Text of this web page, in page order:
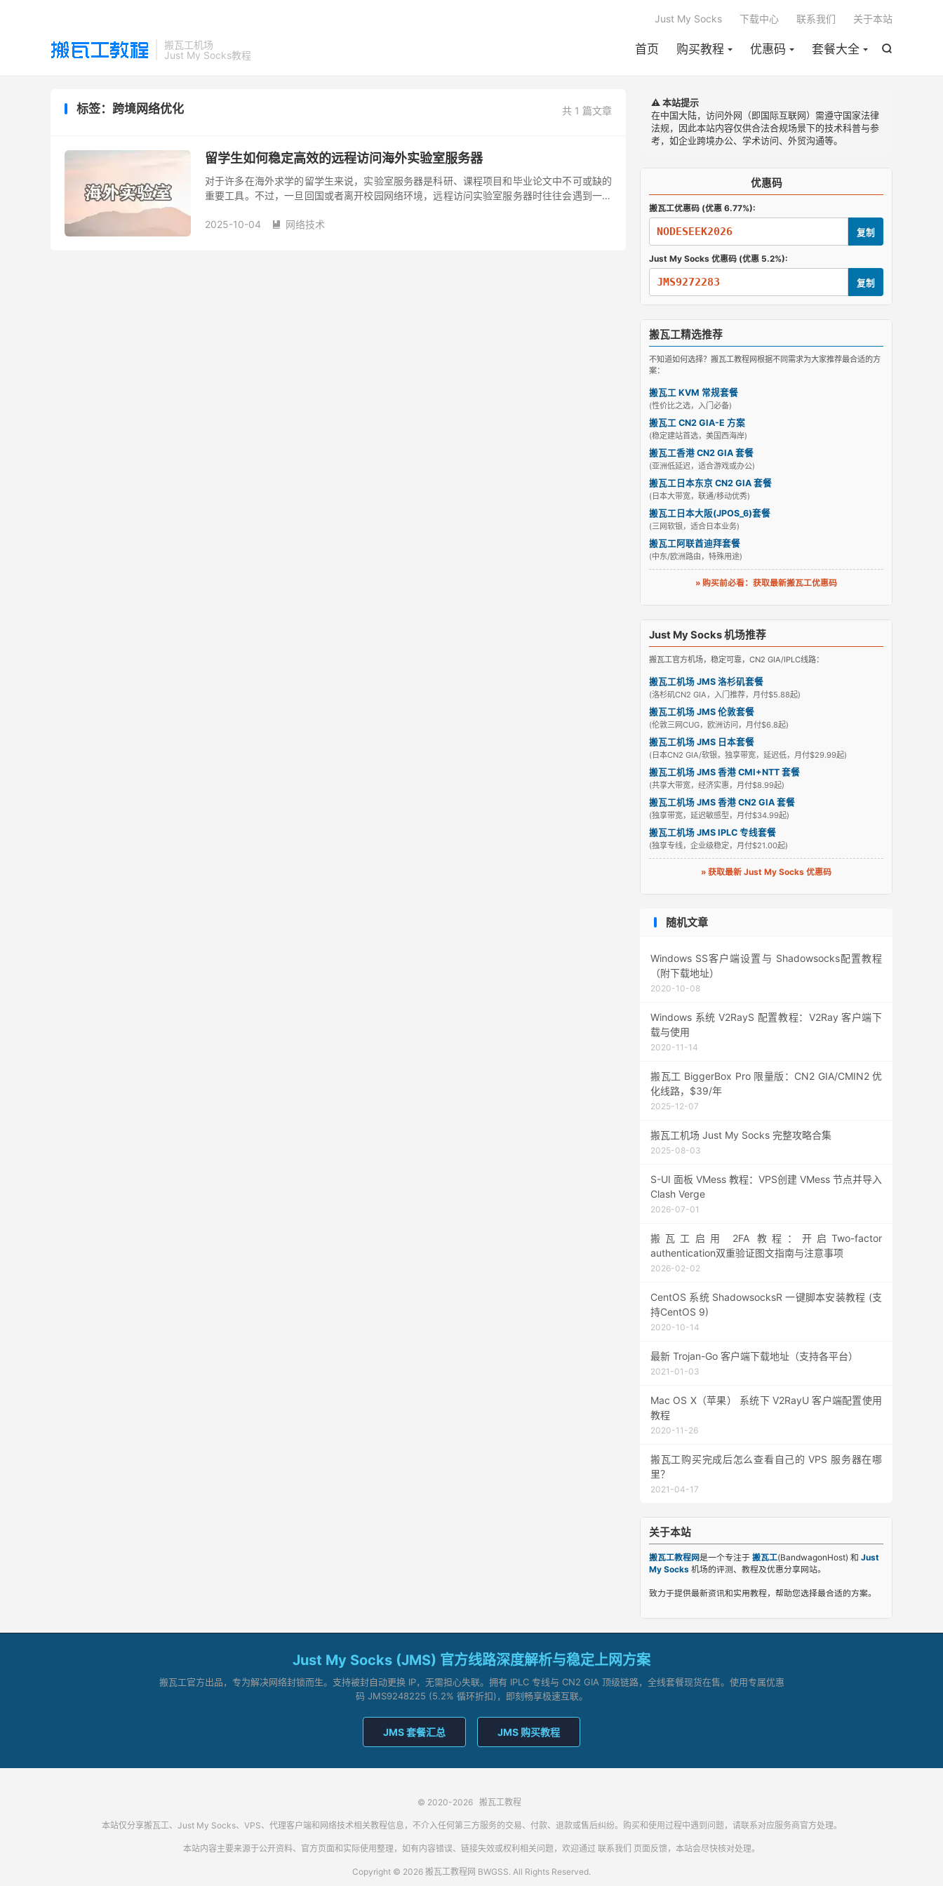
搬瓦工机场
Just My Socks教程

首页 购买教程 优惠码 套餐大全
Just My Socks 下载中心 联系我们 关于本站
共 1 篇文章
标签：跨境网络优化
留学生如何稳定高效的远程访问海外实验室服务器
对于许多在海外求学的留学生来说，实验室服务器是科研、课程项目和毕业论文中不可或缺的
重要工具。不过，一旦回国或者离开校园网络环境，远程访问实验室服务器时往往会遇到一系
2025-10-04
 网络技术
⚠️ 本站提示
在中国大陆，访问外网（即国际互联网）需遵守国家法律
法规，因此本站内容仅供合法合规场景下的技术科普与参
考，如企业跨境办公、学术访问、外贸沟通等。
优惠码
搬瓦工优惠码 (优惠 6.77%):
NODESEEK2026 复制
Just My Socks 优惠码 (优惠 5.2%):
JMS9272283 复制
搬瓦工精选推荐
不知道如何选择？搬瓦工教程网根据不同需求为大家推荐最合适的方
案：
搬瓦工 KVM 常规套餐
(性价比之选，入门必备)
搬瓦工 CN2 GIA-E 方案
(稳定建站首选，美国西海岸)
搬瓦工香港 CN2 GIA 套餐
(亚洲低延迟，适合游戏或办公)
搬瓦工日本东京 CN2 GIA 套餐
(日本大带宽，联通/移动优秀)
搬瓦工日本大阪(JPOS_6)套餐
(三网软银，适合日本业务)
搬瓦工阿联酋迪拜套餐
(中东/欧洲路由，特殊用途)
» 购买前必看：获取最新搬瓦工优惠码
Just My Socks 机场推荐
搬瓦工官方机场，稳定可靠，CN2 GIA/IPLC线路：
搬瓦工机场 JMS 洛杉矶套餐
(洛杉矶CN2 GIA，入门推荐，月付$5.88起)
搬瓦工机场 JMS 伦敦套餐
(伦敦三网CUG，欧洲访问，月付$6.8起)
搬瓦工机场 JMS 日本套餐
(日本CN2 GIA/软银，独享带宽，延迟低，月付$29.99起)
搬瓦工机场 JMS 香港 CMI+NTT 套餐
(共享大带宽，经济实惠，月付$8.99起)
搬瓦工机场 JMS 香港 CN2 GIA 套餐
(独享带宽，延迟敏感型，月付$34.99起)
搬瓦工机场 JMS IPLC 专线套餐
(独享专线，企业级稳定，月付$21.00起)
» 获取最新 Just My Socks 优惠码
随机文章
Windows SS客户端设置与 Shadowsocks配置教程
（附下载地址）
2020-10-08
Windows 系统 V2RayS 配置教程：V2Ray 客户端下
载与使用
2020-11-14
搬瓦工 BiggerBox Pro 限量版：CN2 GIA/CMIN2 优
化线路，$39/年
2025-12-07
搬瓦工机场 Just My Socks 完整攻略合集
2025-08-03
S-UI 面板 VMess 教程：VPS创建 VMess 节点并导入
Clash Verge
2026-07-01
搬瓦工启用 2FA 教程：开启Two-factor
authentication双重验证图文指南与注意事项
2026-02-02
CentOS 系统 ShadowsocksR 一键脚本安装教程 (支
持CentOS 9)
2020-10-14
最新 Trojan-Go 客户端下载地址（支持各平台）
2021-01-03
Mac OS X（苹果） 系统下 V2RayU 客户端配置使用
教程
2020-11-26
搬瓦工购买完成后怎么查看自己的 VPS 服务器在哪
里？
2021-04-17
关于本站
搬瓦工教程网是一个专注于 搬瓦工(BandwagonHost) 和 Just
My Socks 机场的评测、教程及优惠分享网站。
致力于提供最新资讯和实用教程，帮助您选择最合适的方案。
Just My Socks (JMS) 官方线路深度解析与稳定上网方案
搬瓦工官方出品，专为解决网络封锁而生。支持被封自动更换 IP，无需担心失联。拥有 IPLC 专线与 CN2 GIA 顶级链路，全线套餐现货在售。使用专属优惠
码 JMS9248225 (5.2% 循环折扣)，即刻畅享极速互联。
JMS 套餐汇总 JMS 购买教程
© 2020-2026 搬瓦工教程
本站仅分享搬瓦工、Just My Socks、VPS、代理客户端和网络技术相关教程信息，不介入任何第三方服务的交易、付款、退款或售后纠纷。购买和使用过程中遇到问题，请联系对应服务商官方处理。
本站内容主要来源于公开资料、官方页面和实际使用整理，如有内容错误、链接失效或权利相关问题，欢迎通过 联系我们 页面反馈，本站会尽快核对处理。
Copyright © 2026 搬瓦工教程网 BWGSS. All Rights Reserved.